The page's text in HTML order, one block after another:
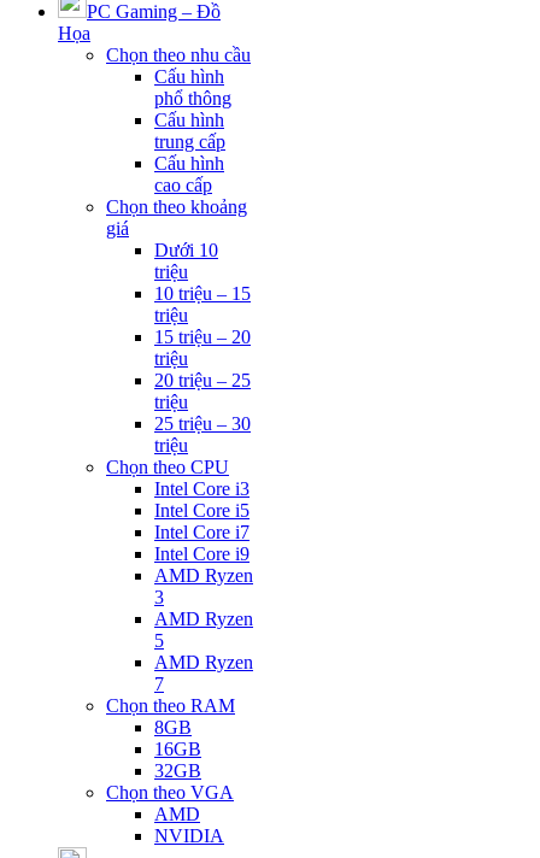
PC Gaming – Đồ
Họa
Chọn theo nhu cầu
Cấu hình
phổ thông
Cấu hình
trung cấp
Cấu hình
cao cấp
Chọn theo khoảng
giá
Dưới 10
triệu
10 triệu – 15
triệu
15 triệu – 20
triệu
20 triệu – 25
triệu
25 triệu – 30
triệu
Chọn theo CPU
Intel Core i3
Intel Core i5
Intel Core i7
Intel Core i9
AMD Ryzen
3
AMD Ryzen
5
AMD Ryzen
7
Chọn theo RAM
8GB
16GB
32GB
Chọn theo VGA
AMD
NVIDIA